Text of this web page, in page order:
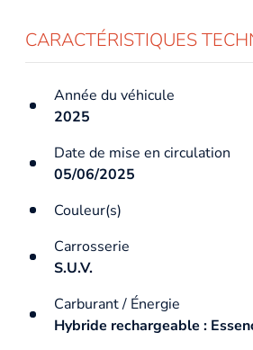
CARACTÉRISTIQUES
Année du véhicule
2025
Date de mise en circulation
05/06/2025
Couleur(s)
Carrosserie
S.U.V.
Carburant / Énergie
Hybride rechargeable :